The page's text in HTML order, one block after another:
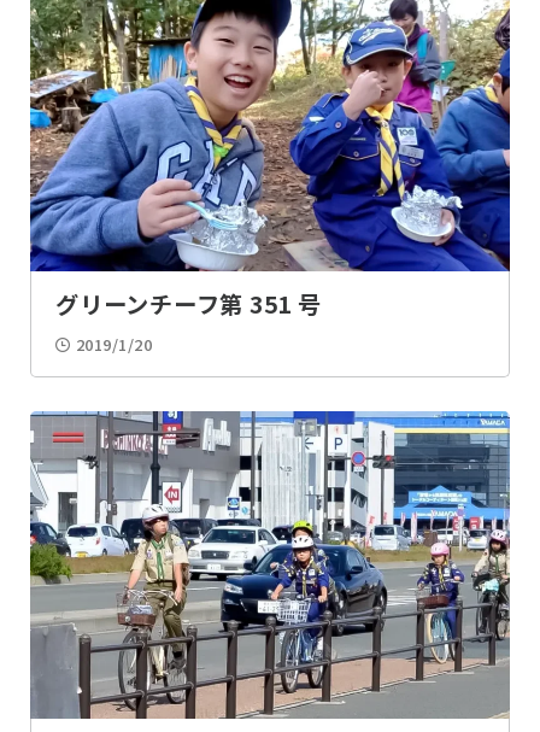
グリーンチーフ第 351 号
2019/1/20